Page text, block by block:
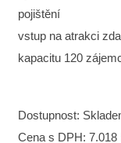
pojištění
vstup na atrakci
kapacitu 120
Dostupnost:
Cena s DPH: 7.018